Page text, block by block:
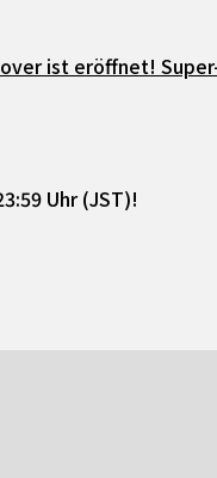
ist eröffnet!
Uhr (JST)!